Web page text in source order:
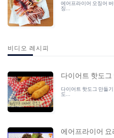
에어프라이어 오징어
징...
비디오 레시피
다이어트 핫도그
다이어트 핫도그 만들
도...
에어프라이어